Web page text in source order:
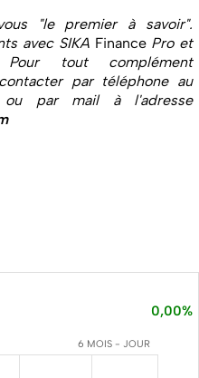
"le premier à savoir".
avec SIKA FinancePro et
tout complément
par téléphone au
par mail à l'adresse
0,00%
6 MOIS - JOUR